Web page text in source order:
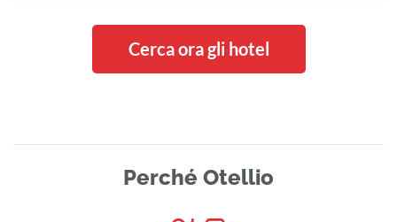
Cerca ora gli hotel
Perché Otellio